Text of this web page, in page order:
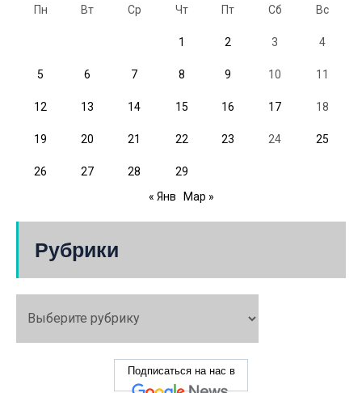
Пн Вт Ср Чт Пт Сб Вс
1 2 3 4
5 6 7 8 9 10 11
12 13 14 15 16 17 18
19 20 21 22 23 24 25
26 27 28
29
« Янв
Мар »
Рубрики
Подписаться на нас в